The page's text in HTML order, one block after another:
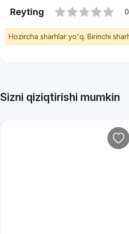
Reyting
Hozircha sharhlar yo'q. Birinchi
Sizni qiziqtirishi mumkin